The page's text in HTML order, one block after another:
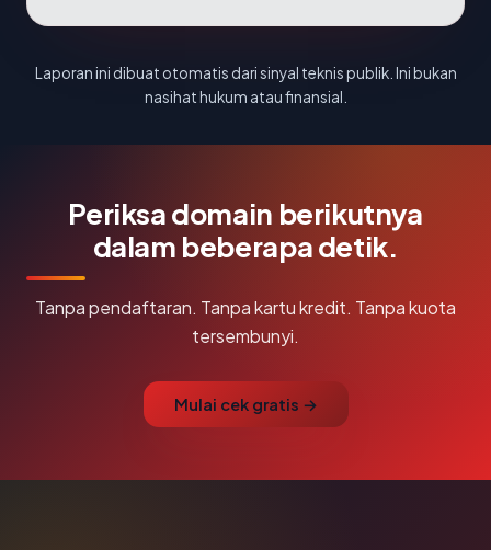
Laporan ini dibuat otomatis dari sinyal teknis publik. Ini bukan
nasihat hukum atau finansial.
Periksa domain berikutnya
dalam beberapa detik.
Tanpa pendaftaran. Tanpa kartu kredit. Tanpa kuota
tersembunyi.
Mulai cek gratis →